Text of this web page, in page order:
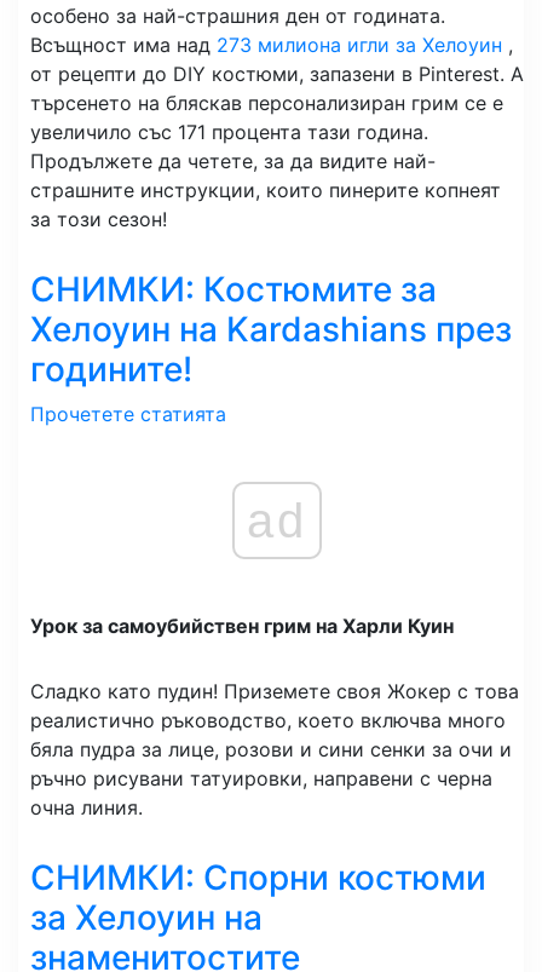
особено за най-страшния ден от годината.
Всъщност има над 273 милиона игли за Хелоуин ,
от рецепти до DIY костюми, запазени в Pinterest. А
търсенето на бляскав персонализиран грим се е
увеличило със 171 процента тази година.
Продължете да четете, за да видите най-
страшните инструкции, които пинерите копнеят
за този сезон!
СНИМКИ: Костюмите за
Хелоуин на Kardashians през
годините!
Прочетете статията
ad
Урок за самоубийствен грим на Харли Куин
Сладко като пудин! Приземете своя Жокер с това
реалистично ръководство, което включва много
бяла пудра за лице, розови и сини сенки за очи и
ръчно рисувани татуировки, направени с черна
очна линия.
СНИМКИ: Спорни костюми
за Хелоуин на
знаменитостите